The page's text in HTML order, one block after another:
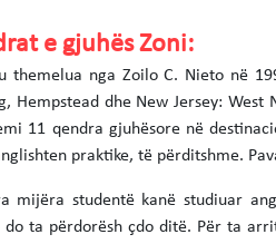
e gjuhës Zoni:
themelua nga Zoilo C. Nieto në
Hempstead dhe New Jersey:
11 qendra gjuhësore në
praktike, të përditshme.
mijëra studentë kanë studiuar
do ta përdorësh çdo ditë. Për ta